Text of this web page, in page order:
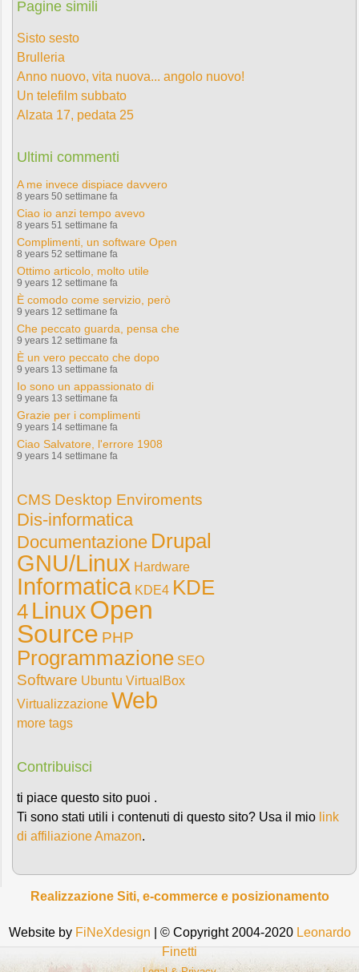
Pagine simili
Sisto sesto
Brulleria
Anno nuovo, vita nuova... angolo nuovo!
Un telefilm subbato
Alzata 17, pedata 25
Ultimi commenti
A me invece dispiace davvero
8 years 50 settimane fa
Ciao io anzi tempo avevo
8 years 51 settimane fa
Complimenti, un software Open
8 years 52 settimane fa
Ottimo articolo, molto utile
9 years 12 settimane fa
È comodo come servizio, però
9 years 12 settimane fa
Che peccato guarda, pensa che
9 years 12 settimane fa
È un vero peccato che dopo
9 years 13 settimane fa
Io sono un appassionato di
9 years 13 settimane fa
Grazie per i complimenti
9 years 14 settimane fa
Ciao Salvatore, l'errore 1908
9 years 14 settimane fa
CMS Desktop Enviroments
Dis-informatica
Documentazione Drupal
GNU/Linux Hardware
Informatica KDE4 KDE
4 LinuxOpen
Source PHP
Programmazione SEO
Software Ubuntu VirtualBox
Virtualizzazione Web
more tags
Contribuisci
ti piace questo sito puoi .
Ti sono stati utili i contenuti di questo sito? Usa il mio link
di affiliazione Amazon.
Realizzazione Siti, e-commerce e posizionamento
Website by FiNeXdesign | © Copyright 2004-2020 Leonardo
Finetti